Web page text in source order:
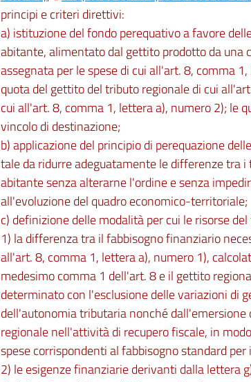
principi e criteri direttivi:
a) istituzione del fondo perequativo a favore
abitante, alimentato dal gettito prodotto da una
assegnata per le spese di cui all'art. 8, comma
quota del gettito del tributo regionale di cui
cui all'art. 8, comma 1, lettera a), numero 2); le
vincolo di destinazione;
b) applicazione del principio di perequazione
tale da ridurre adeguatamente le differenze tra
abitante senza alterarne l'ordine e senza
all'evoluzione del quadro economico-territoriale;
c) definizione delle modalità per cui le risorse
1) la differenza tra il fabbisogno finanziario
all'art. 8, comma 1, lettera a), numero 1),
medesimo comma 1 dell'art. 8 e il gettito
determinato con l'esclusione delle variazioni di
dell'autonomia tributaria nonché
regionale nell'attività di recupero fiscale, in
spese corrispondenti al fabbisogno standard
2) le esigenze finanziarie derivanti dalla lettera